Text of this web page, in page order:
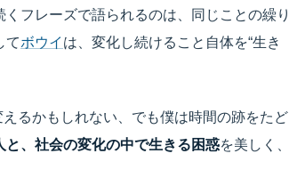
くフレーズで語られるのは、同じことの繰り
てボウイ は、変化し続けること自体を“生き
えるかもしれない、でも僕は時間の跡をたど
と、社会の変化の中で生きる困惑を美しく、